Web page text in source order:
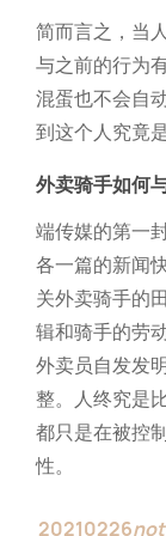
简而言之，当
与之前的行为
混蛋也不会自
到这个人究竟
外卖骑手如何
端传媒的第一
各一篇的新闻
关外卖骑手的
辑和骑手的劳
外卖员自发发
整。人终究是
都只是在被控
性。
20210226